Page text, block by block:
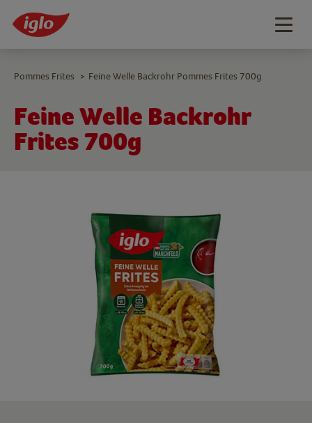
Feine Welle Backrohr
Frites 700g
Pommes Frites > Feine Welle Backrohr Pommes Frites 700g